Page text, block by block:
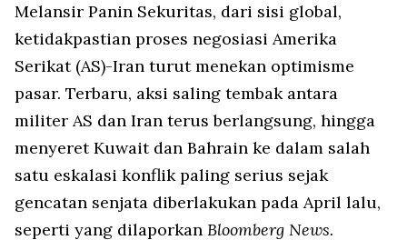
Melansir Panin Sekuritas, dari sisi global,
ketidakpastian proses negosiasi Amerika
Serikat (AS)-Iran turut menekan optimisme
pasar. Terbaru, aksi saling tembak antara
militer AS dan Iran terus berlangsung, hingga
menyeret Kuwait dan Bahrain ke dalam salah
satu eskalasi konflik paling serius sejak
gencatan senjata diberlakukan pada April lalu,
seperti yang dilaporkan Bloomberg News.